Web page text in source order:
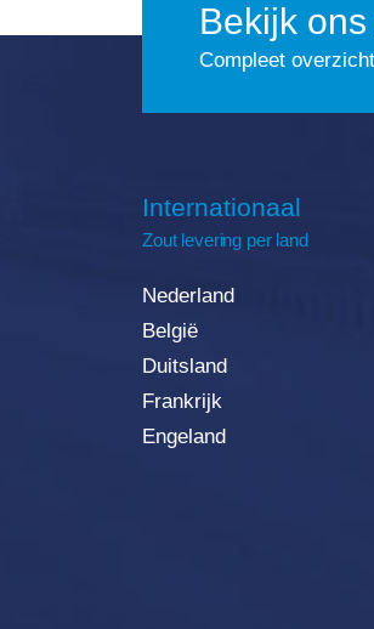
Bekijk
Compleet
Internationaal
Zout levering per land
Nederland
België
Duitsland
Frankrijk
Engeland